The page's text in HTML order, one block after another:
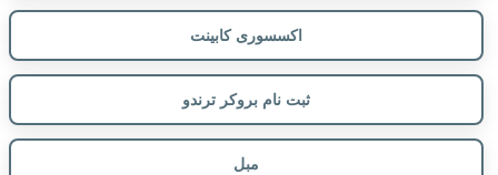
اکسسوری کابینت
ثبت نام بروکر ترندو
مبل